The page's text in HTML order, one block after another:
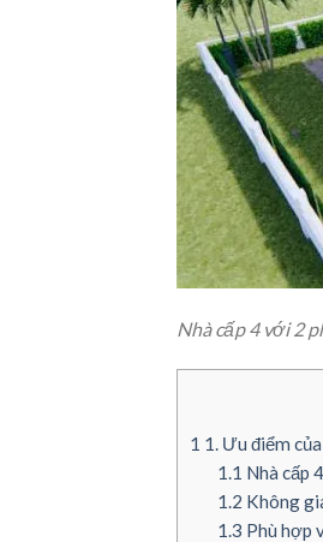
Nhà cấp 4 với 2
1 1. Ưu điểm
1.1 Nhà cấp
1.2 Không
1.3 Phù hợp